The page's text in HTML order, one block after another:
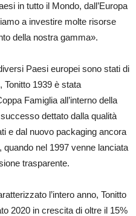
in tutto il Mondo, dall’Europa
a investire molte risorse
della nostra gamma».
Paesi europei sono stati di
Tonitto 1939 è stata
Famiglia all’interno della
dettato dalla qualità
e dal nuovo packaging ancora
nel 1997 venne lanciata
trasparente.
l’intero anno, Tonitto
2020 in crescita di oltre il 15%